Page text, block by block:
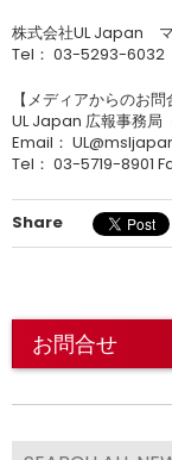
株式会社UL Japan マ
Tel： 03-5293-
【メディアからのお問
UL Japan 広報事務局
Email：
Tel： 03-5719-8901
Share
お問合せ